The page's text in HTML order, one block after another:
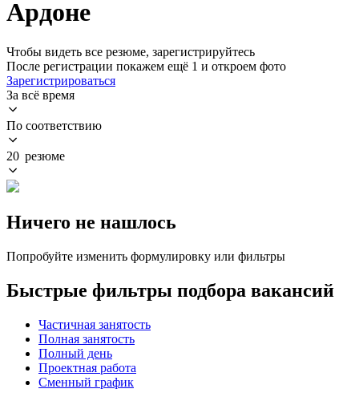
Ардоне
Чтобы видеть все резюме, зарегистрируйтесь
После регистрации покажем ещё 1 и откроем фото
Зарегистрироваться
За всё время
По соответствию
20 резюме
Ничего не нашлось
Попробуйте изменить формулировку или фильтры
Быстрые фильтры подбора вакансий
Частичная занятость
Полная занятость
Полный день
Проектная работа
Сменный график